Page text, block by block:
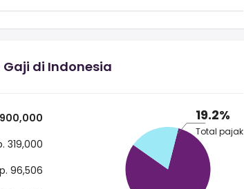
Gaji di Indonesia
319,000
96,506
19.2%
Total pajak